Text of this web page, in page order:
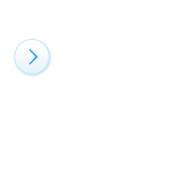
персоналу "Водяного" за
квалифицированную